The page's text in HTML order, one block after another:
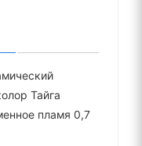
Тайга
пламя 0,7